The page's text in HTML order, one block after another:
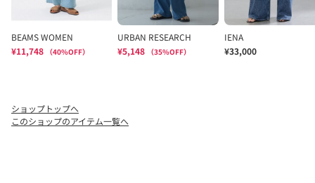
ショップトップへ
このショップのアイテム一覧へ